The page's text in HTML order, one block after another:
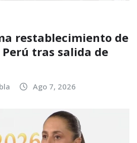
restablecimiento de
tras salida de
Ago 7, 2026